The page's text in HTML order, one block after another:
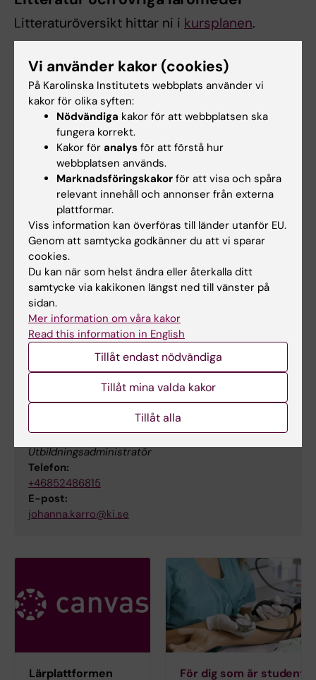
Litteraturöversikt hittar ni i kursplanen.
Kursutvärdering
Kontaktuppgifter
Sara Haile
Kursansvarig
E-post:
sara.haile@ki.se
Eva Kristina Alm
Kursexaminator
eva.joelsson-alm@ki.se
Johanna Karro
Utbildningsadministratör
Telefon:
+46852486815
E-post:
johanna.karro@ki.se
Lärplattformen
För dig som är student
Vi använder kakor (cookies)
På Karolinska Institutets webbplats använder vi
kakor för olika syften:
Nödvändiga kakor för att webbplatsen ska
fungera korrekt.
Kakor för analys för att förstå hur
webbplatsen används.
Marknadsföringskakor för att visa och spåra
relevant innehåll och annonser från externa
plattformar.
Viss information kan överföras till länder utanför EU.
Genom att samtycka godkänner du att vi sparar
cookies.
Du kan när som helst ändra eller återkalla ditt
samtycke via kakikonen längst ned till vänster på
sidan.
Mer information om våra kakor
Read this information in English
Tillåt endast nödvändiga
Tillåt mina valda kakor
Tillåt alla